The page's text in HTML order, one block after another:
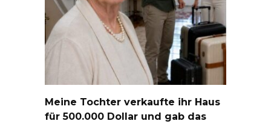
Meine Tochter verkaufte ihr Haus
für 500.000 Dollar und gab das